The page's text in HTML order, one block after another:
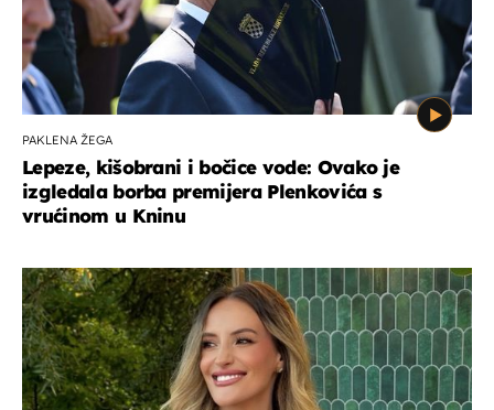
PAKLENA ŽEGA
Lepeze, kišobrani i bočice vode: Ovako je
izgledala borba premijera Plenkovića s
vrućinom u Kninu